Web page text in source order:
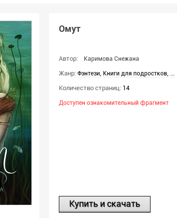
Омут
Автор: Каримова Снежана
Жанр: Фэнтези, Книги для подростков, ...
Количество страниц: 14
Доступен ознакомительный фрагмент
Купить и скачать